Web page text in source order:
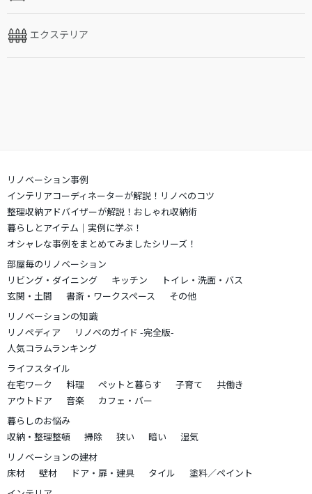
エクステリア
リノベーション事例
インテリアコーディネーターが解説！リノベのコツ
整理収納アドバイザーが解説！おしゃれ収納術
暮らしとアイテム｜実例に学ぶ！
オシャレな事例をまとめてみましたシリーズ！
部屋毎のリノベーション
リビング・ダイニング
キッチン
トイレ・洗面・バス
玄関・土間
書斎・ワークスペース
その他
リノベーションの知識
リノペディア
リノベのガイド -完全版-
人気コラムランキング
ライフスタイル
在宅ワーク
料理 ペットと暮らす 子育て
共働き
アウトドア
音楽
カフェ・バー
暮らしのお悩み
収納・整理整頓
掃除 狭い 暗い
湿気
リノベーションの建材
床材
壁材 ドア・扉・建具 タイル
塗料／ペイント